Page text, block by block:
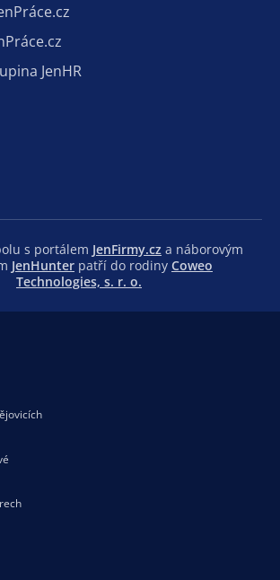
JenHR
s portálem JenFirmy.cz a náborovým
JenHunter patří do rodiny Coweo
Technologies, s. r. o.